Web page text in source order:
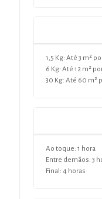
1,5 Kg: Até 3 m²
6 Kg: Até 12 m²
30 Kg: Até 60 m²
Ao toque: 1 hora
Entre demãos: 3
Final: 4 horas